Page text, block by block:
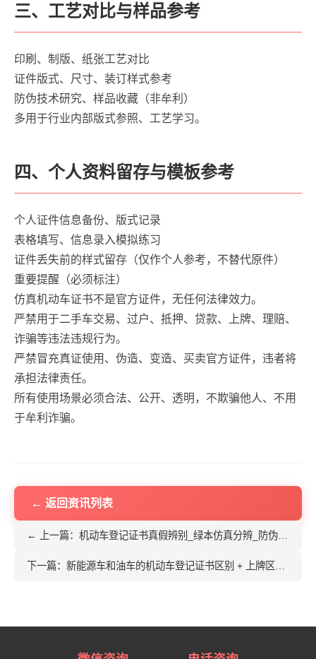
三、工艺对比与样品参考
印刷、制版、纸张工艺对比
证件版式、尺寸、装订样式参考
防伪技术研究、样品收藏（非牟利）
多用于行业内部版式参照、工艺学习。
四、个人资料留存与模板参考
个人证件信息备份、版式记录
表格填写、信息录入模拟练习
证件丢失前的样式留存（仅作个人参考，不替代原件）
重要提醒（必须标注）
仿真机动车证书不是官方证件，无任何法律效力。
严禁用于二手车交易、过户、抵押、贷款、上牌、理赔、
诈骗等违法违规行为。
严禁冒充真证使用、伪造、变造、买卖官方证件，违者将
承担法律责任。
所有使用场景必须合法、公开、透明，不欺骗他人、不用
于牟利诈骗。
← 返回资讯列表